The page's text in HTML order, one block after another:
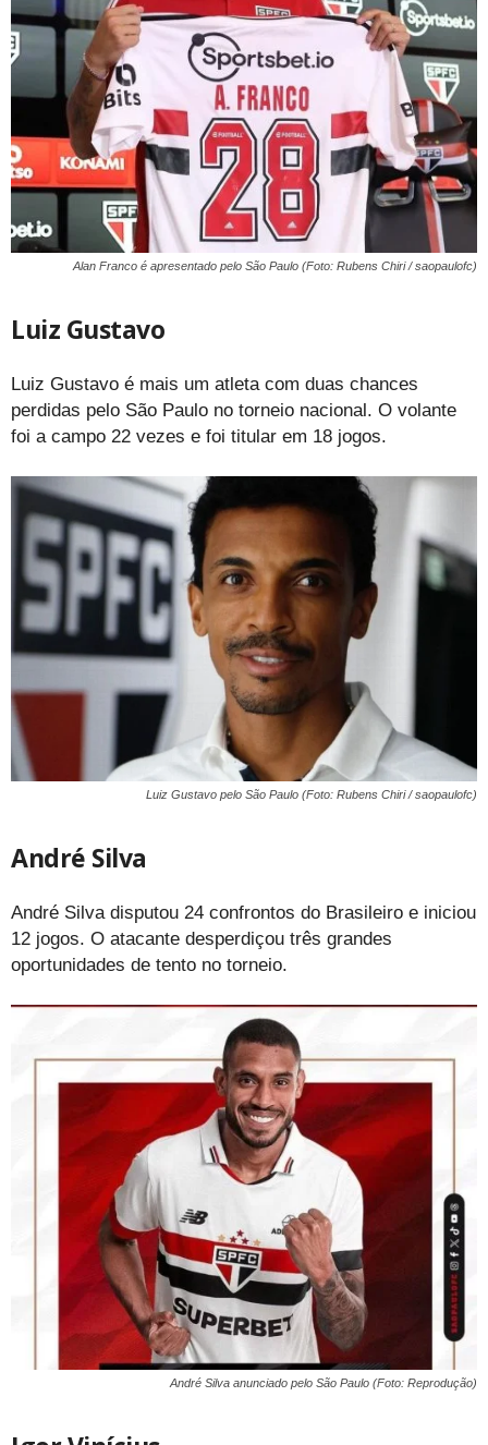
Alan Franco é apresentado pelo São Paulo (Foto: Rubens Chiri / saopaulofc)
Luiz Gustavo
Luiz Gustavo é mais um atleta com duas chances
perdidas pelo São Paulo no torneio nacional. O volante
foi a campo 22 vezes e foi titular em 18 jogos.
Luiz Gustavo pelo São Paulo (Foto: Rubens Chiri / saopaulofc)
André Silva
André Silva disputou 24 confrontos do Brasileiro e iniciou
12 jogos. O atacante desperdiçou três grandes
oportunidades de tento no torneio.
André Silva anunciado pelo São Paulo (Foto: Reprodução)